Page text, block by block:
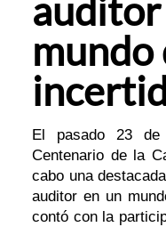
mundo
El pasado 23
Centenario de la
cabo una
auditor en un
contó con la